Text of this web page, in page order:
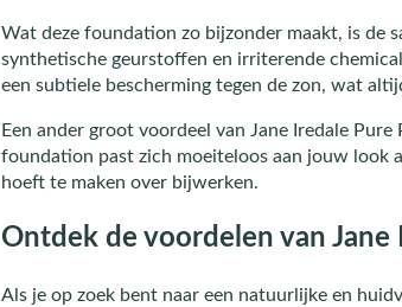
Wat deze foundation zo bijzonder maakt, is de
synthetische geurstoffen en irriterende
een subtiele bescherming tegen de zon, wat
Een ander groot voordeel van Jane Iredale
foundation past zich moeiteloos aan jouw look
hoeft te maken over bijwerken.
Ontdek de voordelen van Jane
Als je op zoek bent naar een natuurlijke en